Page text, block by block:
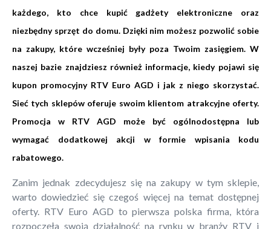
każdego, kto chce kupić gadżety elektroniczne oraz
niezbędny sprzęt do domu. Dzięki nim możesz pozwolić sobie
na zakupy, które wcześniej były poza Twoim zasięgiem. W
naszej bazie znajdziesz również informacje, kiedy pojawi się
kupon promocyjny RTV Euro AGD i jak z niego skorzystać.
Sieć tych sklepów oferuje swoim klientom atrakcyjne oferty.
Promocja w RTV AGD może być ogólnodostępna lub
wymagać dodatkowej akcji w formie wpisania kodu
rabatowego.
Zanim jednak zdecydujesz się na zakupy w tym sklepie,
warto dowiedzieć się czegoś więcej na temat dostępnej
oferty. RTV Euro AGD to pierwsza polska firma, która
rozpoczęła swoją działalność na rynku w branży RTV i